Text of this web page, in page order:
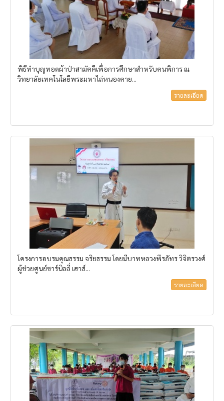
พิธีทำบุญทอดผ้าป่าสามัคคีเพื่อการศึกษาสำหรับคนพิการ ณ
วิทยาลัยเทคโนโลยีพระมหาไถ่หนองคาย...
รายละเอียด
โครงการอบรมคุณธรรม จริยธรรม โดยมีบาทหลวงพีรภัทร วิจิตรวงศ์
ผู้ช่วยศูนย์ซาร์นิลลี่ เฮาส์...
รายละเอียด